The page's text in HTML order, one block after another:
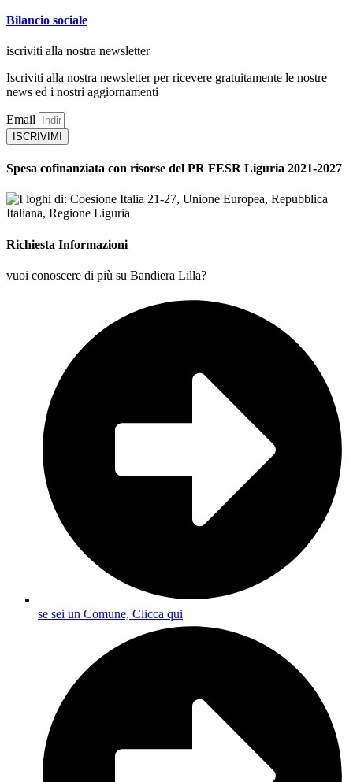
Bilancio sociale
iscriviti alla nostra newsletter
Iscriviti alla nostra newsletter per ricevere gratuitamente le nostre
news ed i nostri aggiornamenti
Email
ISCRIVIMI
Spesa cofinanziata con risorse del PR FESR Liguria 2021-2027
Richiesta Informazioni
vuoi conoscere di più su Bandiera Lilla?
se sei un Comune, Clicca qui